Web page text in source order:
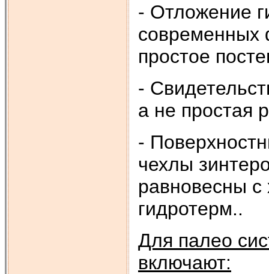
- Отложение
современных
простое
-
а не простая
-
чехлы
равновесны с
гидротерм..
Для палео
включают: